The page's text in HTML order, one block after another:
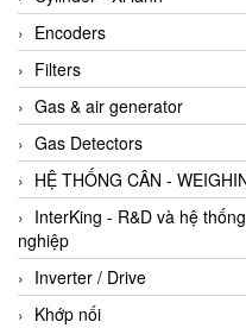
Encoders
Filters
Gas & air generator
Gas Detectors
HỆ THỐNG CÂN -
InterKing - R&D và hệ
nghiệp
Inverter / Drive
Khớp nối